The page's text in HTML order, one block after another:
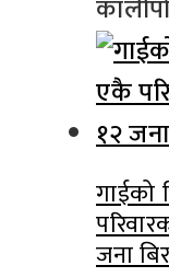
गाईको
जना